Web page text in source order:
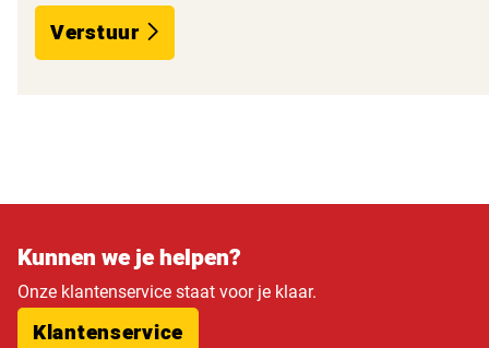
Verstuur
Kunnen we je helpen?
Onze klantenservice staat voor je klaar.
Klantenservice